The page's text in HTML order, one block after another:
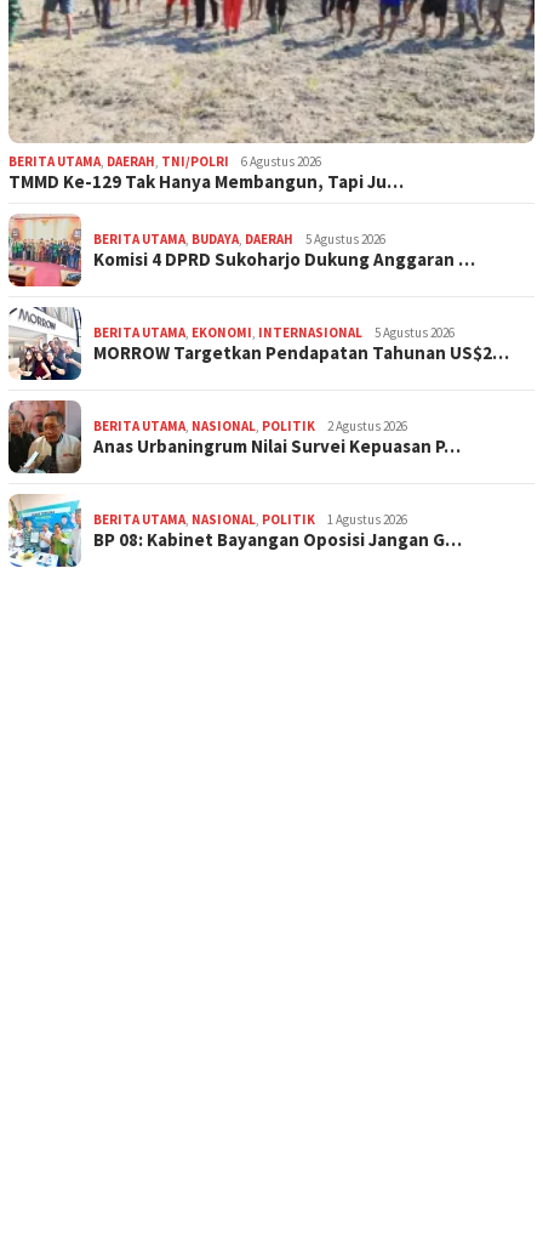
BERITA UTAMA DAERAH TNI/POLRI 6 Agustus 2026
TMMD Ke-129 Tak Hanya Membangun, Tapi Ju…
BERITA UTAMA BUDAYA DAERAH 5 Agustus 2026
Komisi 4 DPRD Sukoharjo Dukung Anggaran …
BERITA UTAMA EKONOMI INTERNASIONAL 5 Agustus 2026
MORROW Targetkan Pendapatan Tahunan US$2…
BERITA UTAMA NASIONAL POLITIK 2 Agustus 2026
Anas Urbaningrum Nilai Survei Kepuasan P…
BERITA UTAMA NASIONAL POLITIK 1 Agustus 2026
BP 08: Kabinet Bayangan Oposisi Jangan G…